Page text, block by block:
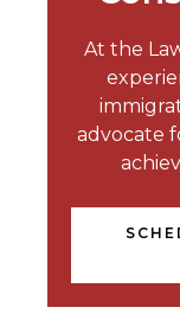
At the
advocate